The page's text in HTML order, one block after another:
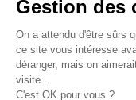
Raison sociale :
SIREN: 943719419 -
Siège social : 11, Place